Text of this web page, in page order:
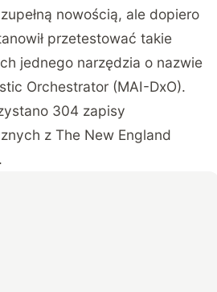
nowością, ale dopiero
przetestować takie
jednego narzędzia o nazwie
Orchestrator (MAI-DxO).
304 zapisy
z The New England